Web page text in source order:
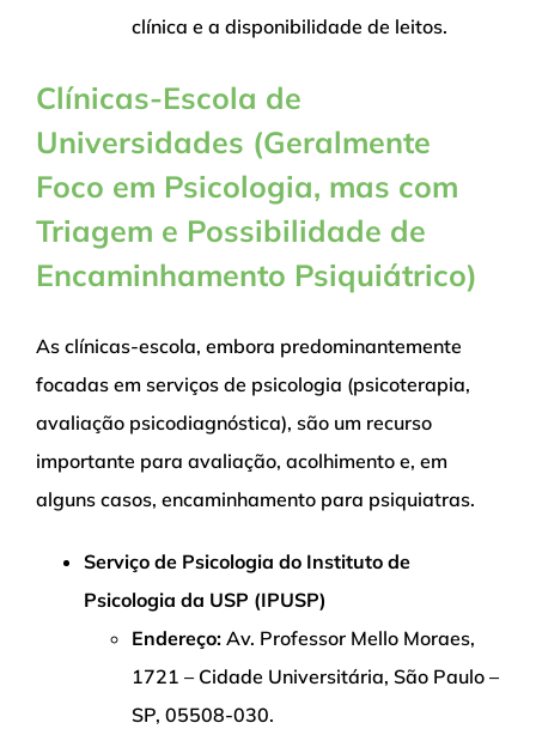
clínica e a disponibilidade de leitos.
Clínicas-Escola de
Universidades (Geralmente
Foco em Psicologia, mas com
Triagem e Possibilidade de
Encaminhamento Psiquiátrico)
As clínicas-escola, embora predominantemente
focadas em serviços de psicologia (psicoterapia,
avaliação psicodiagnóstica), são um recurso
importante para avaliação, acolhimento e, em
alguns casos, encaminhamento para psiquiatras.
Serviço de Psicologia do Instituto de
Psicologia da USP (IPUSP)
Endereço: Av. Professor Mello Moraes,
1721 – Cidade Universitária, São Paulo –
SP, 05508-030.